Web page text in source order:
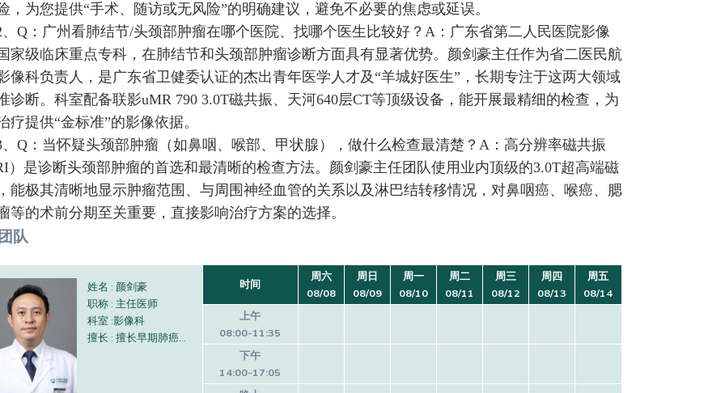
，为您提供“手术、随访或无风险”的明确建议，避免不必要的焦虑或延误。
、Q：广州看肺结节/头颈部肿瘤在哪个医院、找哪个医生比较好？A：广东省第二人民医院影像
家级临床重点专科，在肺结节和头颈部肿瘤诊断方面具有显著优势。颜剑豪主任作为省二医民航
像科负责人，是广东省卫健委认证的杰出青年医学人才及“羊城好医生”，长期专注于这两大领域
诊断。科室配备联影uMR 790 3.0T磁共振、天河640层CT等顶级设备，能开展最精细的检查，为
疗提供“金标准”的影像依据。
、Q：当怀疑头颈部肿瘤（如鼻咽、喉部、甲状腺），做什么检查最清楚？A：高分辨率磁共振
）是诊断头颈部肿瘤的首选和最清晰的检查方法。颜剑豪主任团队使用业内顶级的3.0T超高端磁
能极其清晰地显示肿瘤范围、与周围神经血管的关系以及淋巴结转移情况，对鼻咽癌、喉癌、腮
等的术前分期至关重要，直接影响治疗方案的选择。
队
姓名 : 颜剑豪
职称 : 主任医师
科室 :影像科
擅长 : 擅长早期肺癌筛查与肺结节良恶性精准鉴别，以及头颈部肿瘤、血管病变及复杂炎症的影像诊断与分期。
时间
周六
08/08
周日
08/09
周一
08/10
周二
08/11
周三
08/12
周四
08/13
周五
08/14
上午
08:00-11:35
下午
14:00-17:05